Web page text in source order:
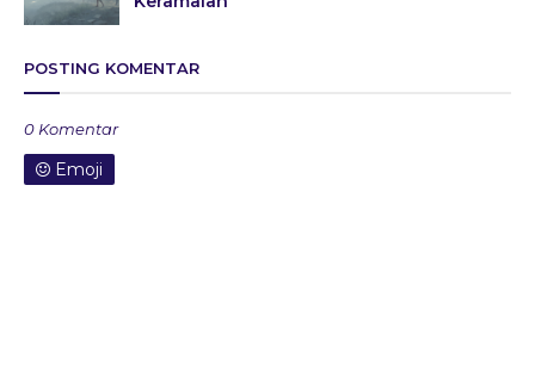
POSTING KOMENTAR
0 Komentar
Emoji